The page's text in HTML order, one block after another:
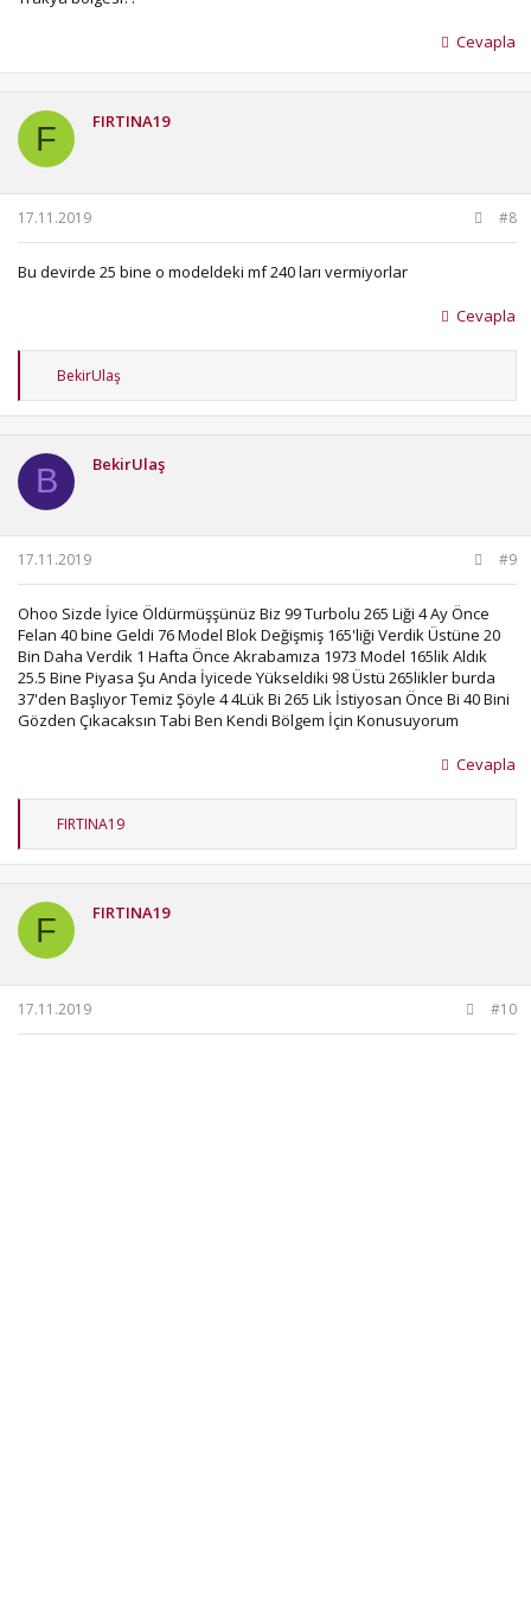
Cevapla
F FIRTINA19
17.11.2019 #8
Bu devirde 25 bine o modeldeki mf 240 ları vermiyorlar
Cevapla
T
p
e
r
BekirUlaş
B BekirUlaş
17.11.2019 #9
Ohoo Sizde İyice Öldürmüşşünüz Biz 99 Turbolu 265 Liği 4 Ay Önce
Felan 40 bine Geldi 76 Model Blok Değişmiş 165'liği Verdik Üstüne 20
Bin Daha Verdik 1 Hafta Önce Akrabamıza 1973 Model 165lik Aldık
25.5 Bine Piyasa Şu Anda İyicede Yükseldiki 98 Üstü 265likler burda
37'den Başlıyor Temiz Şöyle 4 4Lük Bi 265 Lik İstiyosan Önce Bi 40 Bini
Gözden Çıkacaksın Tabi Ben Kendi Bölgem İçin Konusuyorum
Cevapla
T
p
r
FIRTINA19
F FIRTINA19
17.11.2019 #10